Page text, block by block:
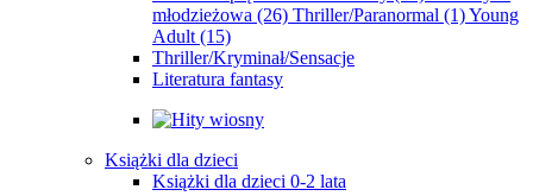
młodzieżowa (26) Thriller/Paranormal (1)Young
Adult (15)
Thriller/Kryminał/Sensacje
Literatura fantasy
Książki dla dzieci
Książki dla dzieci 0-2 lata